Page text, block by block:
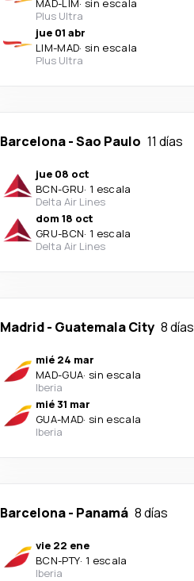
MAD-LIM· sin escala
Plus Ultra
jue 01 abr
LIM-MAD· sin escala
Plus Ultra
Barcelona-Sao Paulo 11 días
jue 08 oct
BCN-GRU· 1 escala
Delta Air Lines
dom 18 oct
GRU-BCN· 1 escala
Delta Air Lines
Madrid- Guatemala City 8 días
mié 24 mar
MAD-GUA· sin escala
Iberia
mié 31 mar
GUA-MAD· sin escala
Iberia
Barcelona- Panamá 8 días
vie 22 ene
BCN-PTY· 1 escala
Iberia